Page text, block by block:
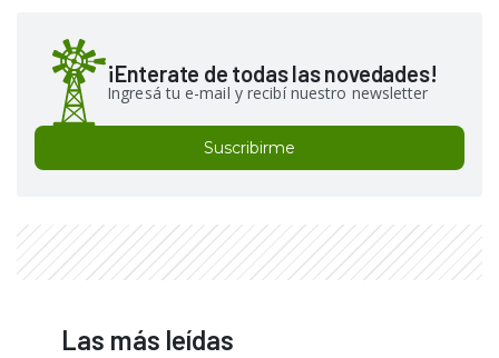
¡Enterate de todas las novedades!
Ingresá tu e-mail y recibí nuestro newsletter
Suscribirme
Las más leídas